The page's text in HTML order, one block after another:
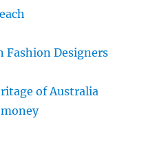
Fashion Designers
of Australia